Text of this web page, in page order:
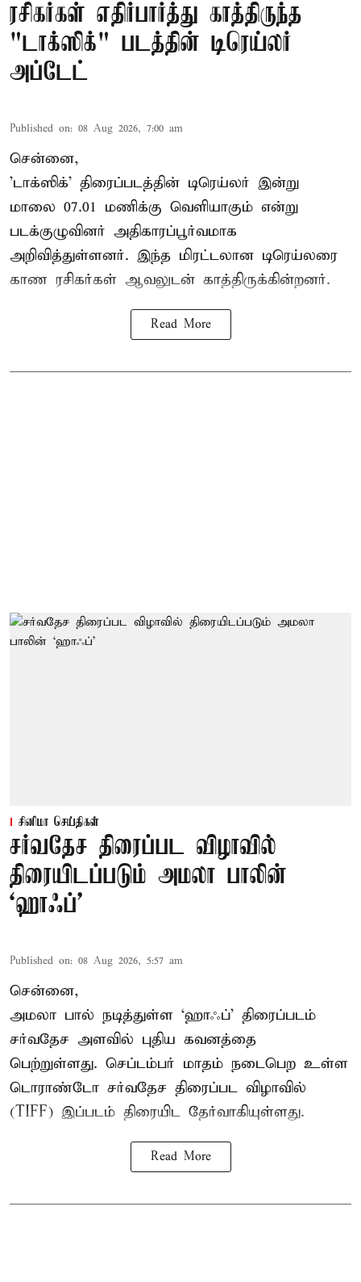
ரசிகர்கள் எதிர்பார்த்து காத்திருந்த
"டாக்ஸிக்" படத்தின் டிரெய்லர்
அப்டேட்
Published on: 08 Aug 2026, 7:00 am
சென்னை,
'டாக்ஸிக்' திரைப்படத்தின் டிரெய்லர் இன்று
மாலை 07.01 மணிக்கு வெளியாகும் என்று
படக்குழுவினர் அதிகாரப்பூர்வமாக
அறிவித்துள்ளனர். இந்த மிரட்டலான டிரெய்லரை
காண ரசிகர்கள் ஆவலுடன் காத்திருக்கின்றனர்.
Read More
சினிமா செய்திகள்
சர்வதேச திரைப்பட விழாவில்
திரையிடப்படும் அமலா பாலின்
‘ஹாஃப்’
Published on: 08 Aug 2026, 5:57 am
சென்னை,
அமலா பால் நடித்துள்ள ‘ஹாஃப்’ திரைப்படம்
சர்வதேச அளவில் புதிய கவனத்தை
பெற்றுள்ளது. செப்டம்பர் மாதம் நடைபெற உள்ள
டொராண்டோ சர்வதேச திரைப்பட விழாவில்
(TIFF) இப்படம் திரையிட தேர்வாகியுள்ளது.
Read More